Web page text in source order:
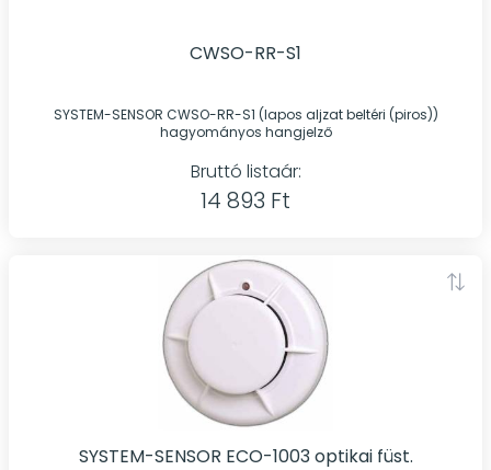
CWSO-RR-S1
SYSTEM-SENSOR CWSO-RR-S1 (lapos aljzat beltéri (piros))
hagyományos hangjelző
Bruttó listaár:
14 893 Ft
SYSTEM-SENSOR ECO-1003 optikai füst.